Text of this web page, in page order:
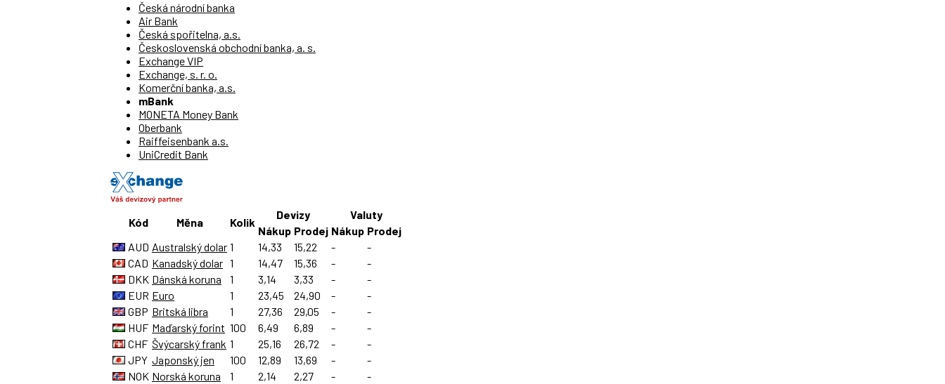
Česká národní banka
Air Bank
Česká spořitelna, a.s.
Československá obchodní banka, a. s.
Exchange VIP
Exchange, s. r. o.
Komerční banka, a.s.
mBank
MONETA Money Bank
Oberbank
Raiffeisenbank a.s.
UniCredit Bank
Kód Měna Kolik
Devizy
Valuty
Nákup Prodej Nákup Prodej
AUD Australský dolar 1 14,33 15,22 -
-
CAD Kanadský dolar 1 14,47 15,36 -
-
DKK Dánská koruna 1 3,14 3,33 -
-
EUR Euro 1 23,45 24,90 -
-
GBP Britská libra 1 27,36 29,05 -
-
HUF Maďarský forint 100 6,49 6,89 -
-
CHF Švýcarský frank 1 25,16 26,72 -
-
JPY Japonský jen 100 12,89 13,69 -
-
NOK Norská koruna 1 2,14 2,27 -
-